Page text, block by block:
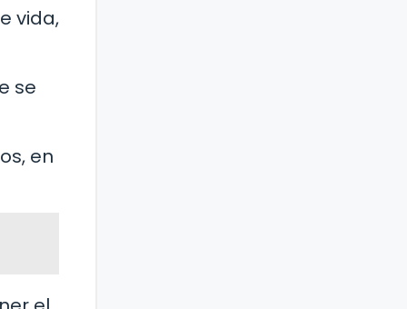
vida,
se
en